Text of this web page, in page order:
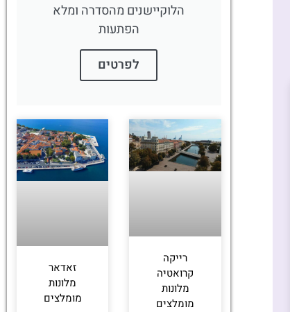
הלוקיישנים מהסדרה ומלא
הפתעות
לפרטים
רייקה
קרואטיה
מלונות
מומלצים
זאדאר
מלונות
מומלצים